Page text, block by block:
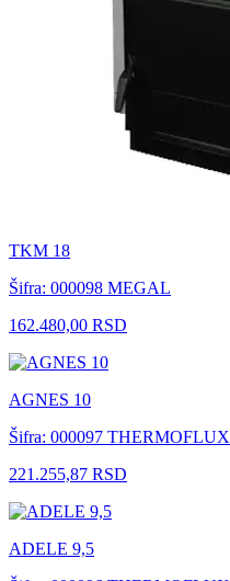
TKM 18
Šifra: 000098 MEGAL
162.480,00 RSD
AGNES 10
Šifra: 000097 THERMOFLUX
221.255,87 RSD
ADELE 9,5